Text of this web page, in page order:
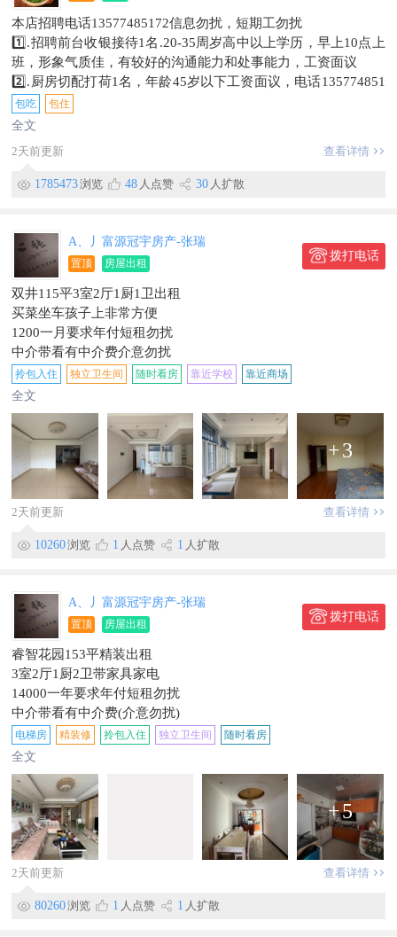
本店招聘电话13577485172信息勿扰，短期工勿扰
1️⃣.招聘前台收银接待1名.20-35周岁高中以上学历，早上10点上
班，形象气质佳，有较好的沟通能力和处事能力，工资面议
2️⃣.厨房切配打荷1名，年龄45岁以下工资面议，电话135774851
72
3️⃣招洗碗工一名45-50岁之间工资面议
包吃 包住
全文
2天前更新
查看详情
1785473浏览 48 人点赞 30 人扩散
A、丿富源冠宇房产-张瑞
置顶 房屋出租
拨打电话
双井115平3室2厅1厨1卫出租
买菜坐车孩子上非常方便
1200一月要求年付短租勿扰
中介带看有中介费介意勿扰
看房热线:15877814498
拎包入住 独立卫生间 随时看房 靠近学校 靠近商场
全文
+3
2天前更新 查看详情
10260浏览 1 人点赞 1 人扩散
A、丿富源冠宇房产-张瑞
置顶 房屋出租
拨打电话
睿智花园153平精装出租
3室2厅1厨2卫带家具家电
14000一年要求年付短租勿扰
中介带看有中介费(介意勿扰)
看房热线:15877814498
电梯房 精装修 拎包入住 独立卫生间 随时看房
全文
+5
2天前更新 查看详情
80260浏览 1 人点赞 1 人扩散